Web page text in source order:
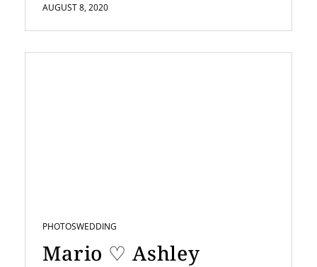
AUGUST 8, 2020
PHOTOSWEDDING
Mario ♡ Ashley